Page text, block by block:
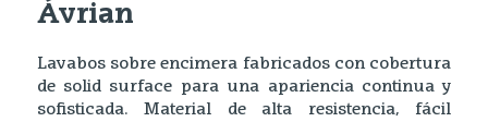
Ávrian
Lavabos sobre encimera fabricados con cobertura
de solid surface para una apariencia continua y
sofisticada. Material de alta resistencia, fácil